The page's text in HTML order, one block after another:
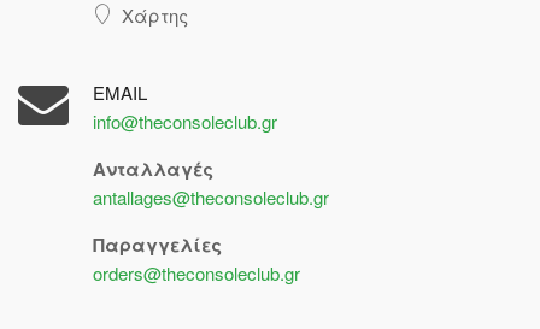
Χάρτης
EMAIL
info@theconsoleclub.gr
Ανταλλαγές
antallages@theconsoleclub.gr
Παραγγελίες
orders@theconsoleclub.gr